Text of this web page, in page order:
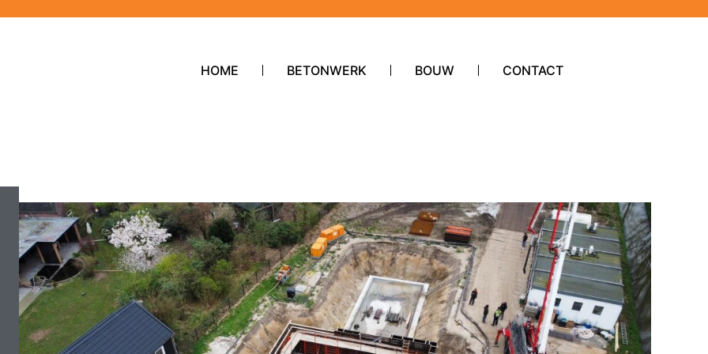
HOME BETONWERK BOUW CONTACT